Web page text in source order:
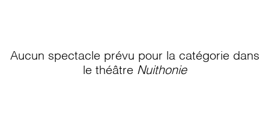
Aucun spectacle prévu pour la catégorie dans
le théâtre Nuithonie